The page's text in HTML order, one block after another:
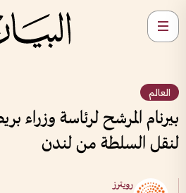
العالم
بيرنام المرشح لرئاسة
لنقل السلطة من لندن
رويترز